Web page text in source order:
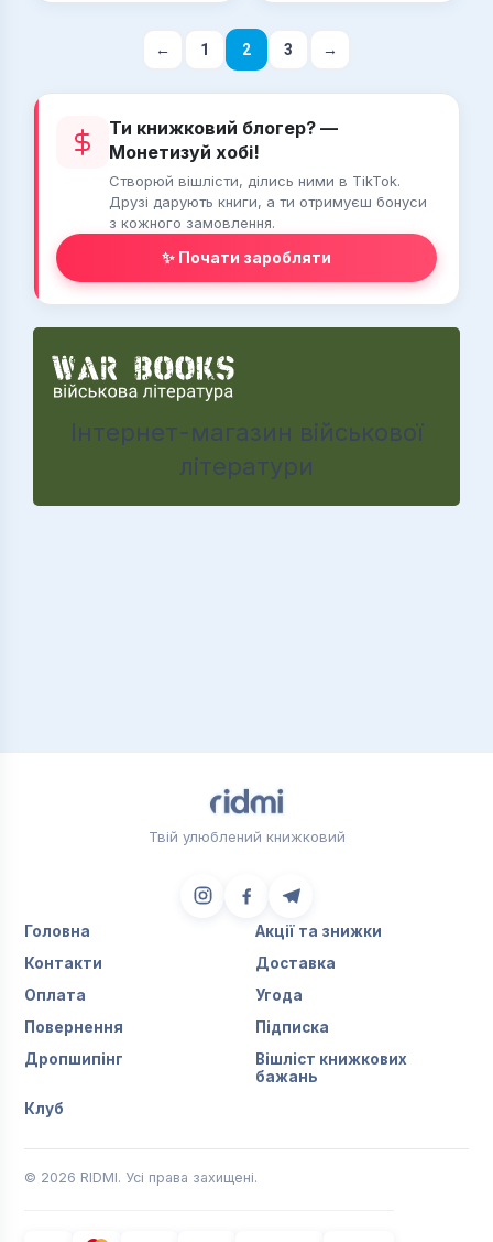
← 1 2 3 →
Ти книжковий блогер? —
Монетизуй хобі!
Створюй вішлісти, ділись ними в TikTok.
Друзі дарують книги, а ти отримуєш бонуси
з кожного замовлення.
✨ Почати заробляти
Інтернет-магазин військової
літератури
Твій улюблений книжковий
Головна
Акції та знижки
Контакти
Доставка
Оплата
Угода
Повернення
Підписка
Дропшипінг
Вішліст книжкових
бажань
Клуб
© 2026 RIDMI. Усі права захищені.